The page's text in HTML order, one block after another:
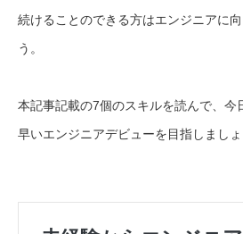
続けることのできる方はエンジニアに
う。
本記事記載の7個のスキルを読んで、今
早いエンジニアデビューを目指しましょ